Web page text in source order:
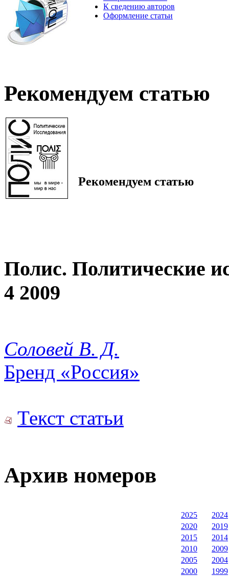
К сведению авторов
Оформление статьи
Рекомендуем статью
Рекомендуем статью
Полис. Политические
4 2009
Соловей В. Д.
Бренд «Россия»
Текст статьи
Архив номеров
2025
2024
2020
2019
2015
2014
2010
2009
2005
2004
2000
1999